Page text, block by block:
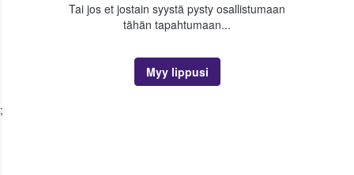
Tai jos et jostain syystä pysty osallistumaan
tähän tapahtumaan...
Myy lippusi
;